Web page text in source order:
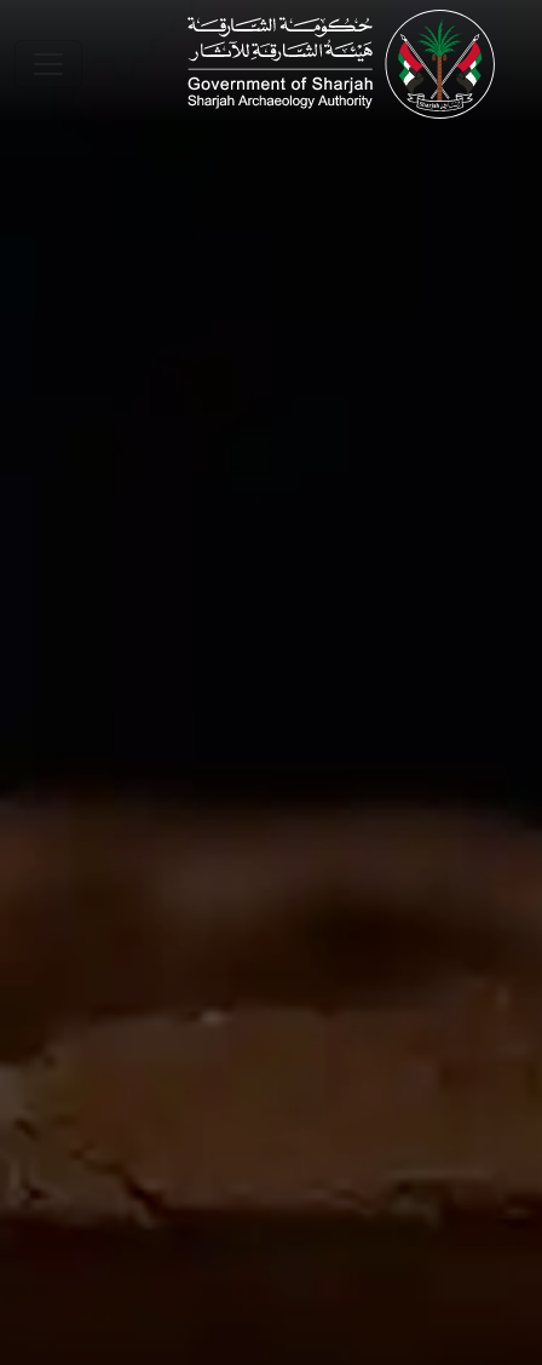
Skip to main